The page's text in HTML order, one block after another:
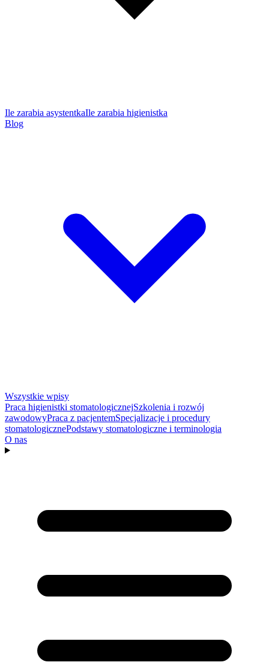
Ile zarabia asystentkaIle zarabia higienistka
Blog
Wszystkie wpisy
Praca higienistki stomatologicznejSzkolenia i rozwój
zawodowyPraca z pacjentemSpecjalizacje i procedury
stomatologicznePodstawy stomatologiczne i terminologia
O nas